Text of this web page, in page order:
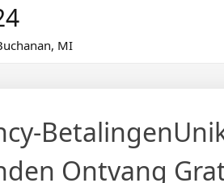
MI
Ontvang